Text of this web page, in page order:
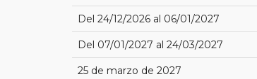
Del 24/12/2026 al 06/01/2027
Del 07/01/2027 al 24/03/2027
25 de marzo de 2027